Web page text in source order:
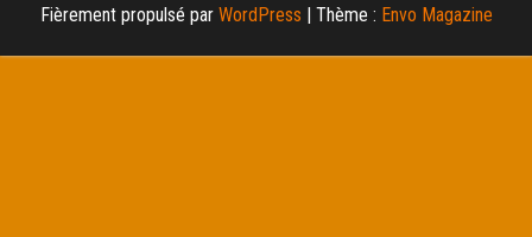
Fièrement propulsé par WordPress | Thème : Envo Magazine